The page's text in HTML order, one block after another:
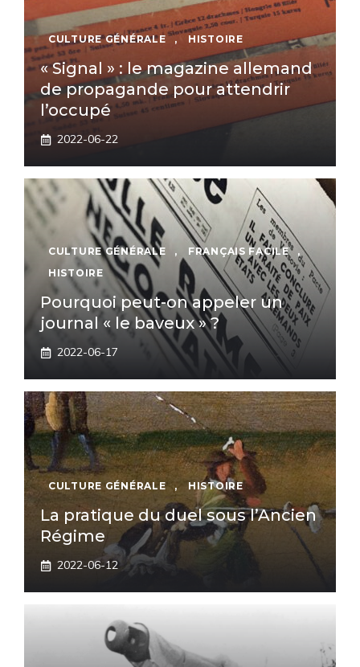
CULTURE GÉNÉRALE , HISTOIRE
« Signal » : le magazine allemand
de propagande pour attendrir
l’occupé
2022-06-22
CULTURE GÉNÉRALE , FRANÇAIS FACILE
,
HISTOIRE
Pourquoi peut-on appeler un
journal « le baveux » ?
2022-06-17
CULTURE GÉNÉRALE , HISTOIRE
La pratique du duel sous l’Ancien
Régime
2022-06-12